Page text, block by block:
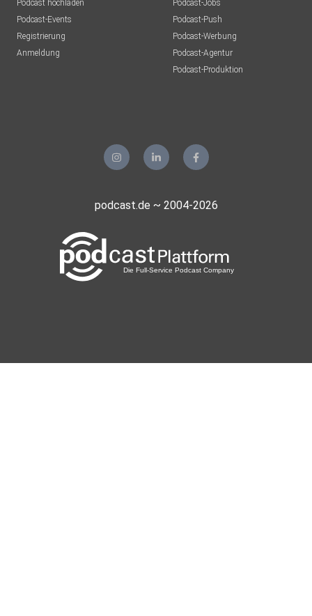
Podcast hochladen
Podcast-Events
Registrierung
Anmeldung
Podcast-Jobs
Podcast-Push
Podcast-Werbung
Podcast-Agentur
Podcast-Produktion
podcast.de ~ 2004-2026